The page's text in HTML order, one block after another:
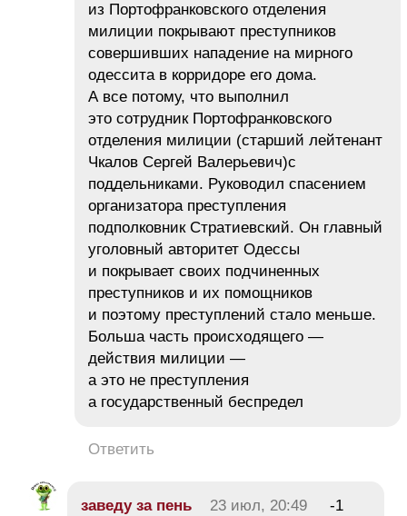
из Портофранковского отделения
милиции покрывают преступников
совершивших нападение на мирного
одессита в корридоре его дома.
А все потому, что выполнил
это сотрудник Портофранковского
отделения милиции (старший лейтенант
Чкалов Сергей Валерьевич)с
поддельниками. Руководил спасением
организатора преступления
подполковник Стратиевский. Он главный
уголовный авторитет Одессы
и покрывает своих подчиненных
преступников и их помощников
и поэтому преступлений стало меньше.
Больша часть происходящего —
действия милиции —
а это не преступления
а государственный беспредел
Ответить
заведу за пень 23 июл, 20:49
-1